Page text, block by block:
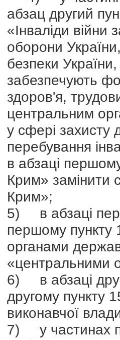
абзац другий
«Інваліди війни
оборони
безпеки
забезпечують
здоров'я,
центральним
у сфері захисту
перебування
в абзаці
Крим» замінити
Крим»;
5) в абзаці
першому пункту
органами
«центральними
6) в абзаці
другому пункту
виконавчої
7) у частинах